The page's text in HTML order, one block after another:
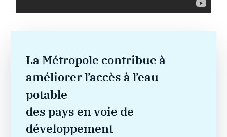
La Métropole contribue à
améliorer l’accès à l’eau
potable
des pays en voie de
développement